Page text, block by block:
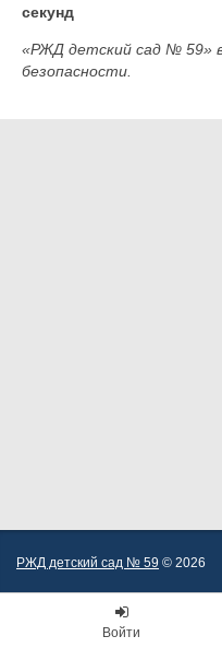
секунд
«РЖД детский сад № 59»
безопасности.
РЖД детский сад № 59 © 2026
Войти